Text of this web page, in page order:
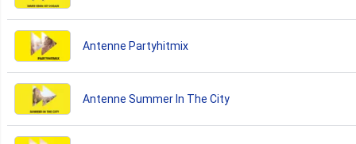
Antenne Partyhitmix
Antenne Summer In The City